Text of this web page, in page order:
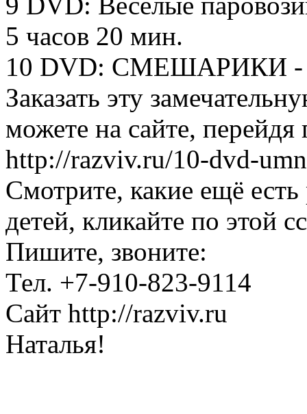
5 часов 20 мин.
10 DVD: СМЕШАРИКИ -
Заказать эту
можете на сайте, перейдя
http://razviv.ru/10-dvd-
Смотрите, какие ещё
детей, кликайте по этой
Пишите, звоните:
Тел. +7-910-823-9114
Сайт http://razviv.ru
Наталья!